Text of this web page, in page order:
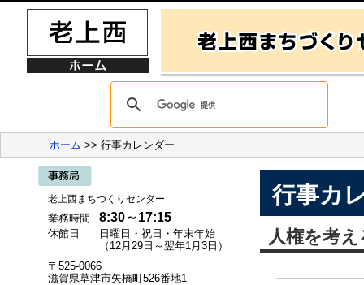
ホーム >> 行事カレンダー
老上西まちづくりセンター
業務時間 8:30～17:15
休館日
日曜日・祝日・年末年始
（12月29日～翌年1月3日）
〒525-0066
滋賀県草津市矢橋町526番地1
行事カ
人権を考